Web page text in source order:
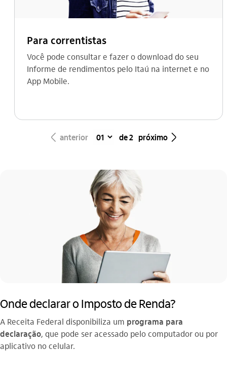
Para correntistas
Você pode consultar e fazer o download do seu
Informe de rendimentos pelo Itaú na internet e no
App Mobile.
seta_esquerda anterior de 2 próximo seta_direita
Onde declarar o Imposto de Renda?
A Receita Federal disponibiliza um programa para
declaração, que pode ser acessado pelo computador ou por
aplicativo no celular.